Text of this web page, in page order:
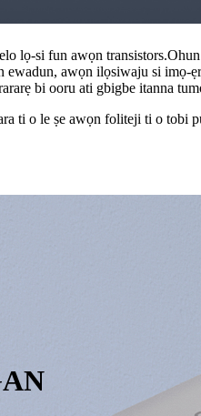
lọ-si fun awọn
awọn ilọsiwaju si imọ-
bi ooru ati gbigbe itanna
ti o le ṣe awọn foliteji ti o tobi